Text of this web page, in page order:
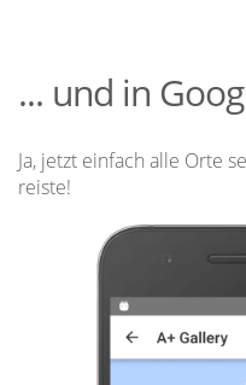
... und in
Ja, jetzt einfach alle Orte
reiste!